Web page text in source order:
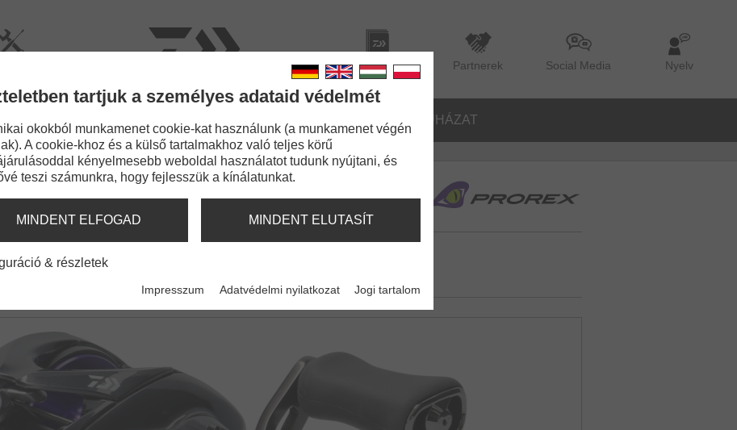
Katalógus Partnerek Social Media Nyelv
BOTOK APRÓCIKKEK KIEGÉSZÍTŐK RUHÁZAT
200
tartjuk a személyes adataid védelmét
okokból munkamenet cookie-kat használunk (a munkamenet végén
A cookie-khoz és a külső tartalmakhoz való teljes körű
kényelmesebb weboldal használatot tudunk nyújtani, és
teszi számunkra, hogy fejlesszük a kínálatunkat.
MINDENT ELFOGAD MINDENT ELUTASÍT
& részletek
Impresszum Adatvédelmi nyilatkozat Jogi tartalom